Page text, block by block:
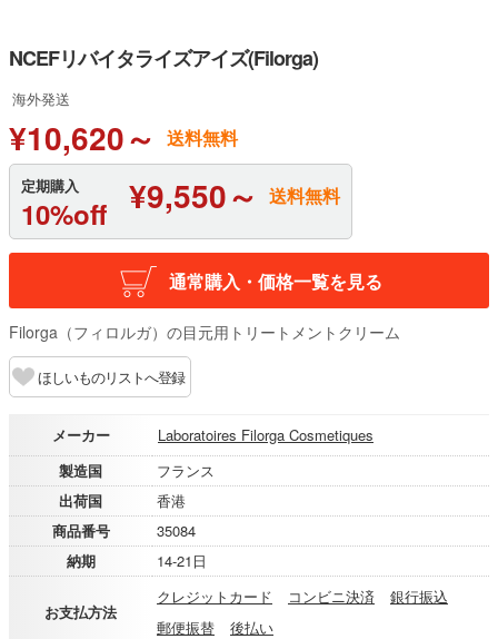
NCEFリバイタライズアイズ(Filorga)
海外発送
¥10,620～ 送料無料
定期購入
10%off ¥9,550～ 送料無料
通常購入・価格一覧を見る
Filorga（フィロルガ）の目元用トリートメントクリーム
ほしいものリストへ登録
メーカー
Laboratoires Filorga Cosmetiques
製造国
フランス
出荷国
香港
商品番号
35084
納期
14-21日
お支払方法
クレジットカード コンビニ決済
銀行振込
郵便振替
後払い